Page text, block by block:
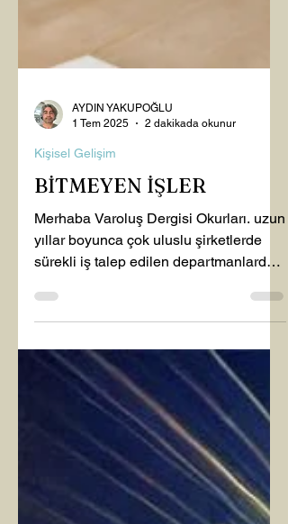
AYDIN YAKUPOĞLU
Kişisel Gelişim
BİTMEYEN İŞLER
Merhaba Varoluş Dergisi Okurları. uzun
yıllar boyunca çok uluslu şirketlerde
çalıştım. Bu gibi...